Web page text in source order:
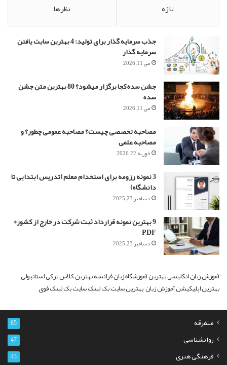
تازه نظرها
جذب سرمایه گذار برای تولید: 4 بهترین سایت یافتن
سرمایه گذار
می 11, 2026
جشن سده کجا برگزار میشود؟ 80 بهترین متن جشن
سده
می 11, 2026
مصاحبه تخصصی چیست؟ مصاحبه عمومی چطور؟ و
مصاحبه علمی
فوریه 22, 2026
3 نمونه رزومه برای استخدام معلم (تدریس ابتدایی تا
دانشگاه)
دسامبر 23, 2025
9 بهترین نمونه قرارداد ثبت شرکت در خارج از کشور+
PDF
دسامبر 23, 2025
آموزش زبان انگلیسیبهترین آموزشگاه زبان فرانسهبهترین کلاس ترکی استانبولی
بهترین اپلیکیشن آموزش زبانبهترین سایت بک لینکسایت بک لینک قوی
متفرقه 85
روانشناسی 47
فرهنگی هنری 43